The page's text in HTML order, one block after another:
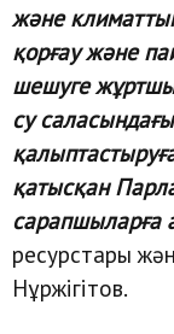
және
қорғау және
шешуге
су
қатысқан
сарапшыларға
ресурстары
Нұржігітов.